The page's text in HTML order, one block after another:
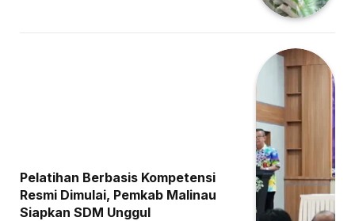
Pelatihan Berbasis Kompetensi
Resmi Dimulai, Pemkab Malinau
Siapkan SDM Unggul